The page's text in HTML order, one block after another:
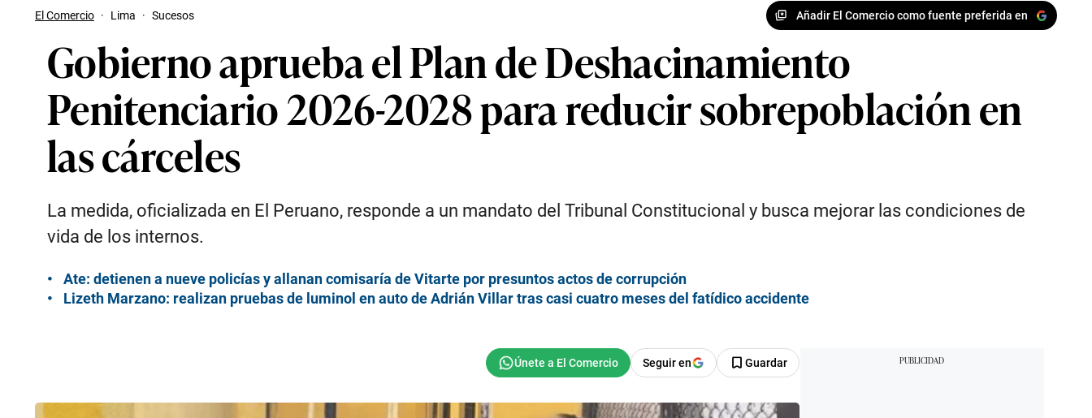
El Comercio · Lima · Sucesos Añadir El Comercio como fuente preferida en
Gobierno aprueba el Plan de Deshacinamiento
Penitenciario 2026-2028 para reducir sobrepoblación en
las cárceles
La medida, oficializada en El Peruano, responde a un mandato del Tribunal Constitucional y busca mejorar las condiciones de
vida de los internos.
Ate: detienen a nueve policías y allanan comisaría de Vitarte por presuntos actos de corrupción
Lizeth Marzano: realizan pruebas de luminol en auto de Adrián Villar tras casi cuatro meses del fatídico accidente
Seguir en Guardar